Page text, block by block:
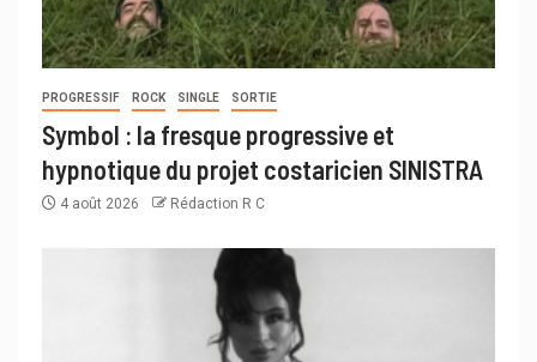
PROGRESSIF ROCK SINGLE SORTIE
Symbol : la fresque progressive et
hypnotique du projet costaricien SINISTRA
4 août 2026 Rédaction R C